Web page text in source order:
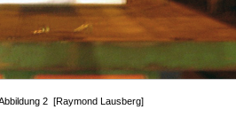
2 [Raymond Lausberg]